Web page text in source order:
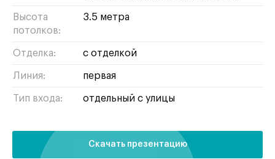
Высота
потолков:
3.5 метра
Отделка: с отделкой
Линия: первая
Тип входа: отдельный с улицы
Скачать презентацию